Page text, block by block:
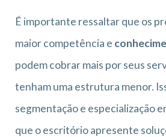
É importante ressaltar que os
maior competência e
podem cobrar mais por seus
tenham uma estrutura menor.
segmentação e especialização
que o escritório apresente